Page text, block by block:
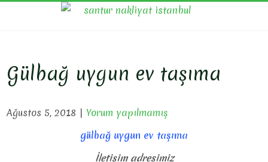
Gülbağ uygun ev taşıma
Ağustos 5, 2018 |Yorum yapılmamış
gülbağ uygun ev taşıma
İletişim adresimiz